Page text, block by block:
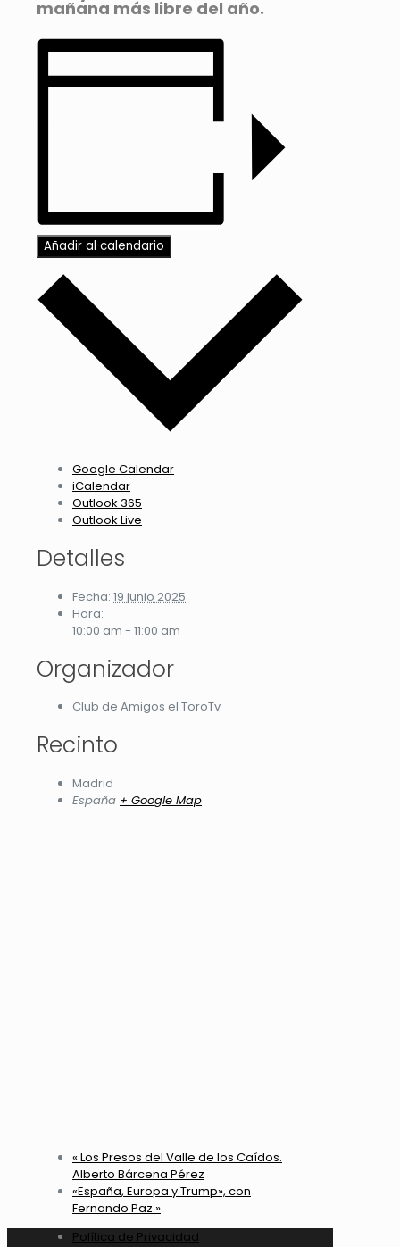
mañana más libre del año.
Añadir al calendario
Google Calendar
iCalendar
Outlook 365
Outlook Live
Detalles
Fecha: 19 junio 2025
Hora:
10:00 am - 11:00 am
Organizador
Club de Amigos el ToroTv
Recinto
Madrid
España + Google Map
« Los Presos del Valle de los Caídos.
Alberto Bárcena Pérez
«España, Europa y Trump», con
Fernando Paz »
Política de Privacidad